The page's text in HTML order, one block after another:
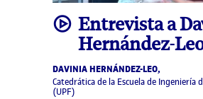
videoEntrevista a
Hernández-
DAVINIA HERNÁNDEZ-LEO,
Catedrática de la Escuela de Ingeniería
(UPF)